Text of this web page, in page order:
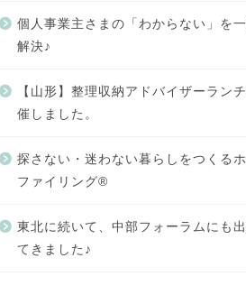
個人事業主さまの「わからない」を
解決♪
【山形】整理収納アドバイザーラン
催しました。
探さない・迷わない暮らしをつくる
ファイリング®
東北に続いて、中部フォーラムにも
てきました♪